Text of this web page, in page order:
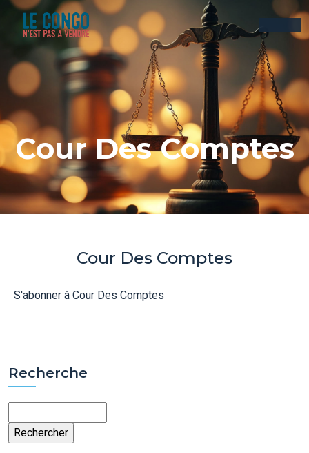
Cour Des Comptes
Cour Des Comptes
S'abonner à Cour Des Comptes
Recherche